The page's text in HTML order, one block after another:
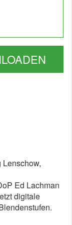
Ed Lachman
digitale